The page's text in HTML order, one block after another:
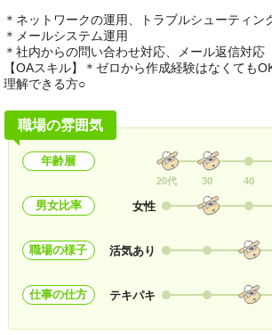
＊ネットワークの運用、トラブルシューティン
＊メールシステム運用
＊社内からの問い合わせ対応、メール返信対応
【OAスキル】＊ゼロから作成経験はなくても
理解できる方○
職場の雰囲気
年齢層
20代 30 40
男女比率 女性
職場の様子 活気あり
仕事の仕方 テキパキ